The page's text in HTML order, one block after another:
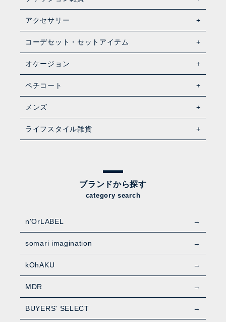
アクセサリー
コーデセット・セットアイテム
オケージョン
ペチコート
メンズ
ライフスタイル雑貨
ブランドから探す
category search
n'OrLABEL
somari imagination
kOhAKU
MDR
BUYERS' SELECT